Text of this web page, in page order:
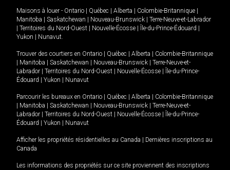
Maisons à louer - Ontario Québec Alberta Colombie-Britannique
Manitoba
Saskatchewan Nouveau-Brunswick
Terre-Neuve-et-Labrador
Territoires du Nord-Ouest Nouvelle-Écosse Île-du-Prince-Édouard
Yukon
Nunavut.
Trouver des courtiers en Ontario Québec Alberta
Colombie-Britannique
Manitoba Saskatchewan Nouveau-Brunswick
Terre-Neuve-et-
Labrador
Territoires du Nord-Ouest Nouvelle-Écosse
Île-du-Prince-
Édouard
Yukon Nunavut
Parcourir les bureaux en Ontario Québec Alberta
Colombie-Britannique
Manitoba Saskatchewan Nouveau-Brunswick
Terre-Neuve-et-
Labrador
Territoires du Nord-Ouest Nouvelle-Écosse
Île-du-Prince-
Édouard
Yukon Nunavut
Afficher les propriétés résidentielles au Canada
Dernières inscriptions au
Canada
Les informations des propriétés sur ce site proviennent des inscriptions